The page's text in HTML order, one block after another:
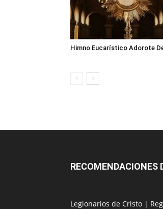
Himno Eucarístico Adorote
RECOMENDACIONES
Legionarios de Cristo |